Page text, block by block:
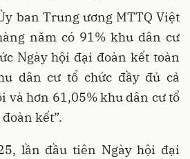
ban Trung ương MTTQ Việt
năm có 91% khu dân cư
Ngày hội đại đoàn kết toàn
dân cư tổ chức đầy đủ cả
và hơn 61,05% khu dân cư tổ
kết”.
lần đầu tiên Ngày hội đại